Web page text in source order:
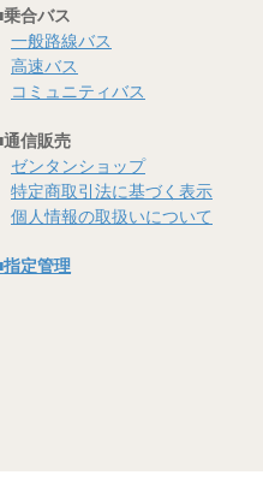
乗合バス
一般路線バス
高速バス
コミュニティバス
通信販売
ゼンタンショップ
特定商取引法に基づく表示
個人情報の取扱いについて
定管理